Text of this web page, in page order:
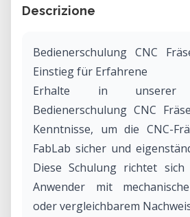
Descrizione
Bedienerschulung CNC
Einstieg für Erfahrene
Erhalte in unserer
Bedienerschulung CNC
Kenntnisse, um die CNC-
FabLab sicher und
Diese Schulung richtet
Anwender mit
oder vergleichbarem